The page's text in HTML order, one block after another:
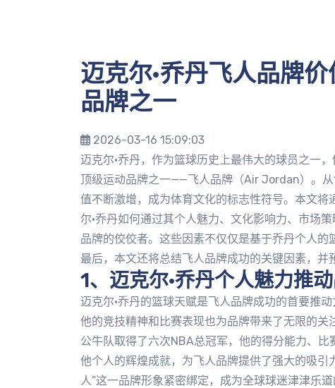
迈克尔·乔丹飞人品牌
品牌之一
2026-03-16 15:09:03
迈克尔·乔丹，作为篮球历史上最伟大的球员之一
顶级运动品牌之一——飞人品牌（Air Jordan）。
值不断激增，成为体育文化的标志性符号。本文
尔·乔丹如何通过其个人魅力、文化影响力、市场
品牌的佼佼者。这些因素不仅仅是基于乔丹个人的
最后，本文还将总结飞人品牌成功的关键因素，并
1、迈克尔·乔丹个人魅力推
迈克尔·乔丹的篮球天赋是飞人品牌成功的首要推
他的竞技精神和比赛表现也为品牌带来了无限的
公牛队取得了六次NBA总冠军，他的得分能力、比
他个人的辉煌成就，为飞人品牌提供了强大的吸
人”这一品牌形象紧密绑定，成为全球球迷津津乐道